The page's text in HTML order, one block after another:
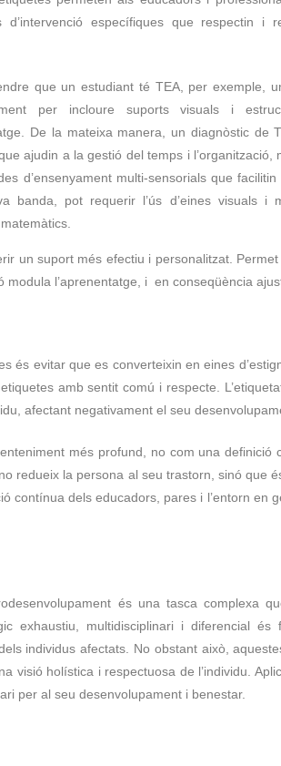
d’intervenció específiques que respectin i
que un estudiant té TEA, per exemple,
per incloure suports visuals i
De la mateixa manera, un diagnòstic de
ajudin a la gestió del temps i
d’ensenyament multi-sensorials que
banda, pot requerir l’ús d’eines visuals i
un suport més efectiu i personalitzat.
l’aprenentatge, i en conseqüència
és evitar que es converteixin en eines
amb sentit comú i respecte.
afectant negativament el seu
més profund, no com una definició
redueix la persona al seu trastorn, sinó que
contínua dels educadors, pares i l’entorn en
és una tasca complexa
exhaustiu, multidisciplinari i diferencial
individus afectats. No obstant això,
visió holística i respectuosa de l’individu.
per al seu desenvolupament i benestar.